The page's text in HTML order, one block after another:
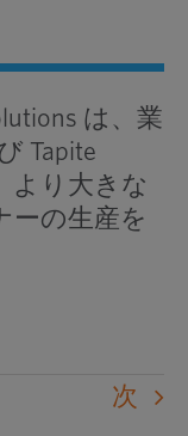
は、業
Tapite
より大きな
ーの生産を
次